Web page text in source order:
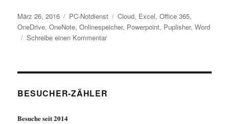
Veröffentlicht
am
März 26, 2016 Kategorien
PC-Notdienst Schlagwörter
Cloud, Excel,Office 365,
OneDrive,OneNote,Onlinespeicher, Powerpoint, Puplisher,Word
Schreibe einen Kommentarzu
„OneDrive“
BESUCHER-ZÄHLER
Besuche seit 2014